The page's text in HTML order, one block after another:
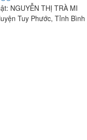
NGUYỄN THỊ TRÀ MI
Tuy Phước, Tỉnh